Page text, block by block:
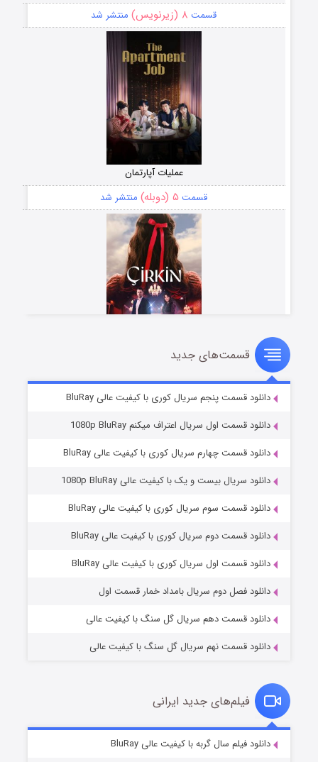
قسمت ۸ (زیرنویس) منتشر شد
عملیات آپارتمان
قسمت ۵ (دوبله) منتشر شد
سریال زشت
قسمت۲ (زیرنویس) منتشر شد
مردگان متحرک: شهر مرده ۳
قسمت۲ (زیرنویس) منتشر شد
قسمت۷ (زیرنویس) منتشر شد
قسمت‌های جدید
دانلود قسمت پنجم سریال کوری با کیفیت عالی BluRay
دانلود قسمت اول سریال اعتراف میکنم 1080p BluRay
دانلود قسمت چهارم سریال کوری با کیفیت عالی BluRay
دانلود سریال بیست و یک با کیفیت عالی 1080p BluRay
دانلود قسمت سوم سریال کوری با کیفیت عالی BluRay
دانلود قسمت دوم سریال کوری با کیفیت عالی BluRay
دانلود قسمت اول سریال کوری با کیفیت عالی BluRay
دانلود فصل دوم سریال بامداد خمار قسمت اول
دانلود قسمت دهم سریال گل سنگ با کیفیت عالی
دانلود قسمت نهم سریال گل سنگ با کیفیت عالی
فیلم‌های جدید ایرانی
دانلود فیلم سال گربه با کیفیت عالی BluRay